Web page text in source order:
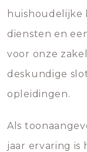
huishoudelijke
diensten en
voor onze
deskundige
opleidingen.
Als
jaar ervaring is